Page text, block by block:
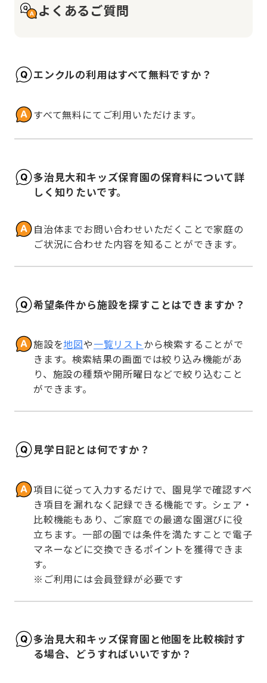
よくあるご質問
エンクルの利用はすべて無料ですか？
すべて無料にてご利用いただけます。
多治見大和キッズ保育園の保育料について詳
しく知りたいです。
自治体までお問い合わせいただくことで家庭の
ご状況に合わせた内容を知ることができます。
希望条件から施設を探すことはできますか？
施設を地図や一覧リストから検索することがで
きます。検索結果の画面では絞り込み機能があ
り、施設の種類や開所曜日などで絞り込むこと
ができます。
見学日記とは何ですか？
項目に従って入力するだけで、園見学で確認すべ
き項目を漏れなく記録できる機能です。シェア・
比較機能もあり、ご家庭での最適な園選びに役
立ちます。一部の園では条件を満たすことで電子
マネーなどに交換できるポイントを獲得できま
す。
※ご利用には会員登録が必要です
多治見大和キッズ保育園と他園を比較検討す
る場合、どうすればいいですか？